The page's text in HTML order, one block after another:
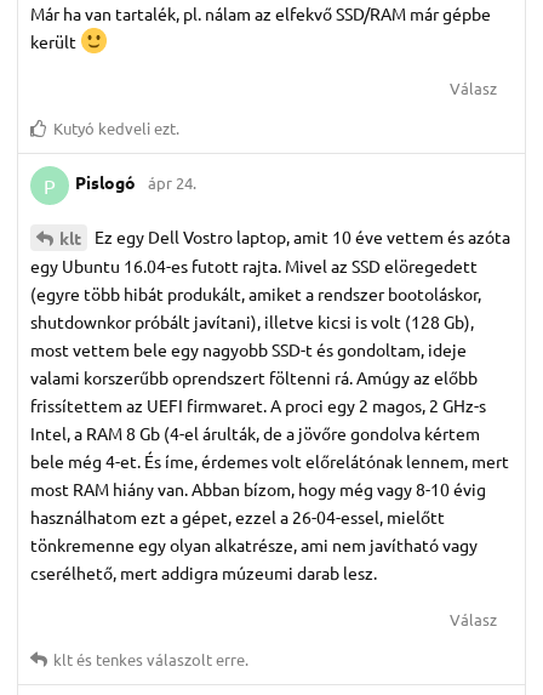
Már ha van tartalék, pl. nálam az elfekvő SSD/RAM már gépbe
került
Válasz
Kutyó kedveli ezt.
P Pislogó ápr 24.
klt
Ez egy Dell Vostro laptop, amit 10 éve vettem és azóta
egy Ubuntu 16.04-es futott rajta. Mivel az SSD elöregedett
(egyre több hibát produkált, amiket a rendszer bootoláskor,
shutdownkor próbált javítani), illetve kicsi is volt (128 Gb),
most vettem bele egy nagyobb SSD-t és gondoltam, ideje
valami korszerűbb oprendszert föltenni rá. Amúgy az előbb
frissítettem az UEFI firmwaret. A proci egy 2 magos, 2 GHz-s
Intel, a RAM 8 Gb (4-el árulták, de a jövőre gondolva kértem
bele még 4-et. És íme, érdemes volt előrelátónak lennem, mert
most RAM hiány van. Abban bízom, hogy még vagy 8-10 évig
használhatom ezt a gépet, ezzel a 26-04-essel, mielőtt
tönkremenne egy olyan alkatrésze, ami nem javítható vagy
cserélhető, mert addigra múzeumi darab lesz.
Válasz
kltés tenkesválaszolt erre.